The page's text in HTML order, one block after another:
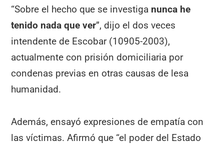
“Sobre el hecho que se investiga nunca he
tenido nada que ver”, dijo el dos veces
intendente de Escobar (10905-2003),
actualmente con prisión domiciliaria por
condenas previas en otras causas de lesa
humanidad.
Además, ensayó expresiones de empatía con
las víctimas. Afirmó que “el poder del Estado